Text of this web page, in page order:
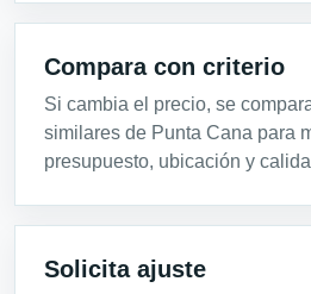
Compara con criterio
Si cambia el precio, se
similares de Punta Cana para
presupuesto, ubicación y
Solicita ajuste